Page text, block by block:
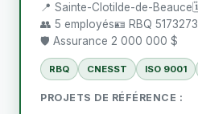
📍 Sainte-Clotilde-de-Beauce
👥 5 employés🪪 RBQ 5173273
🛡️ Assurance 2 000 000 $
RBQ CNESST ISO 9001
PROJETS DE RÉFÉRENCE :